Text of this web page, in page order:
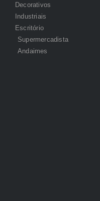
Decorativos
Industriais
Escritório
Supermercadista
Andaimes